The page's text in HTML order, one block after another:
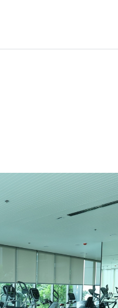
เพิ่มยูนิตเปรียบเทียบ
เลือกยูนิต
เลือกได้สูงสุ